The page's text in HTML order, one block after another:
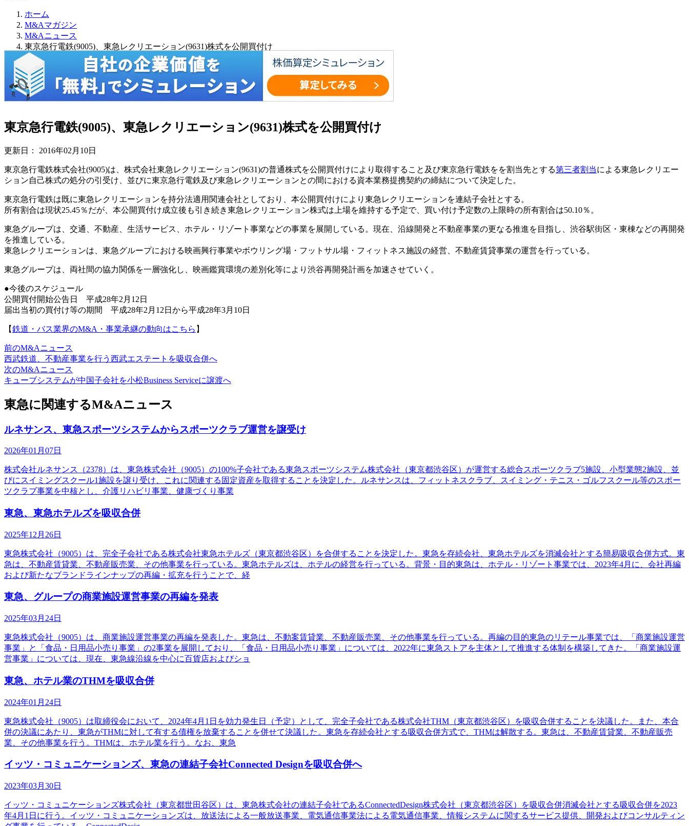
ホーム
M&Aマガジン
M&Aニュース
東京急行電鉄(9005)、東急レクリエーション(9631)株式を公開買付け
東京急行電鉄(9005)、東急レクリエーション(9631)株式を公開買付け
更新日： 2016年02月10日
東京急行電鉄株式会社(9005)は、株式会社東急レクリエーション(9631)の普通株式を公開買付けにより取得すること及び東京急行電鉄をを割当先とする第三者割当による東急レクリエー
ション自己株式の処分の引受け、並びに東京急行電鉄及び東急レクリエーションとの間における資本業務提携契約の締結について決定した。
東京急行電鉄は既に東急レクリエーションを持分法適用関連会社としており、本公開買付けにより東急レクリエーションを連結子会社とする。
所有割合は現状25.45％だが、本公開買付け成立後も引き続き東急レクリエーション株式は上場を維持する予定で、買い付け予定数の上限時の所有割合は50.10％。
東急グループは、交通、不動産、生活サービス、ホテル・リゾート事業などの事業を展開している。現在、沿線開発と不動産事業の更なる推進を目指し、渋谷駅街区・東棟などの再開発
を推進している。
東急レクリエーションは、東急グループにおける映画興行事業やボウリング場・フットサル場・フィットネス施設の経営、不動産賃貸事業の運営を行っている。
東急グループは、両社間の協力関係を一層強化し、映画鑑賞環境の差別化等により渋谷再開発計画を加速させていく。
●今後のスケジュール
公開買付開始公告日 平成28年2月12日
届出当初の買付け等の期間 平成28年2月12日から平成28年3月10日
【鉄道・バス業界のM&A・事業承継の動向はこちら 】
前のM&Aニュース
西武鉄道、不動産事業を行う西武エステートを吸収合併へ
次のM&Aニュース
キューブシステムが中国子会社を小松Business Serviceに譲渡へ
東急に関連するM&Aニュース
ルネサンス、東急スポーツシステムからスポーツクラブ運営を譲受け
2026年01月07日
株式会社ルネサンス（2378）は、東急株式会社（9005）の100%子会社である東急スポーツシステム株式会社（東京都渋谷区）が運営する総合スポーツクラブ5施設、小型業態2施設、並
びにスイミングスクール1施設を譲り受け、これに関連する固定資産を取得することを決定した。ルネサンスは、フィットネスクラブ、スイミング・テニス・ゴルフスクール等のスポー
ツクラブ事業を中核とし、介護リハビリ事業、健康づくり事業
東急、東急ホテルズを吸収合併
2025年12月26日
東急株式会社（9005）は、完全子会社である株式会社東急ホテルズ（東京都渋谷区）を合併することを決定した。東急を存続会社、東急ホテルズを消滅会社とする簡易吸収合併方式。東
急は、不動産賃貸業、不動産販売業、その他事業を行っている。東急ホテルズは、ホテルの経営を行っている。背景・目的東急は、ホテル・リゾート事業では、2023年4月に、会社再編
および新たなブランドラインナップの再編・拡充を行うことで、経
東急、グループの商業施設運営事業の再編を発表
2025年03月24日
東急株式会社（9005）は、商業施設運営事業の再編を発表した。東急は、不動案賃貸業、不動産販売業、その他事業を行っている。再編の目的東急のリテール事業では、「商業施設運営
事業」と「食品・日用品小売り事業」の2事業を展開しており、「食品・日用品小売り事業」については、2022年に東急ストアを主体として推進する体制を構築してきた。「商業施設運
営事業」については、現在、東急線沿線を中心に百貨店およびショ
東急、ホテル業のTHMを吸収合併
2024年01月24日
東急株式会社（9005）は取締役会において、2024年4月1日を効力発生日（予定）として、完全子会社である株式会社THM（東京都渋谷区）を吸収合併することを決議した。また、本合
併の決議にあたり、東急がTHMに対して有する債権を放棄することを併せて決議した。東急を存続会社とする吸収合併方式で、THMは解散する。東急は、不動産賃貸業、不動産販売
業、その他事業を行う。THMは、ホテル業を行う。なお、東急
イッツ・コミュニケーションズ、東急の連結子会社Connected Designを吸収合併へ
2023年03月30日
イッツ・コミュニケーションズ株式会社（東京都世田谷区）は、東急株式会社の連結子会社であるConnectedDesign株式会社（東京都渋谷区）を吸収合併消滅会社とする吸収合併を2023
年4月1日に行う。イッツ・コミュニケーションズは、放送法による一般放送事業、電気通信事業法による電気通信事業、情報システムに関するサービス提供、開発およびコンサルティン